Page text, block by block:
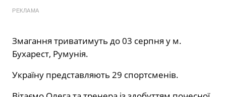
РЕКЛАМА
Змагання триватимуть до 03 серпня у м.
Бухарест, Румунія.
Україну представляють 29 спортсменів.